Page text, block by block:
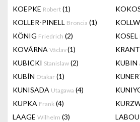
KOEPKE Robert (1)
KOLLER-PINELL Broncia (1)
KÖNIG Friedrich (2) KOSEL
KOVÁRNA Václav(1)
KUBICKI Stanislaw (2) KUBIN
KUBÍN Otakar (1)
KUNISADA Utagawa (4)
KUPKA Frank (4)
LAAGE Wilhelm (3)